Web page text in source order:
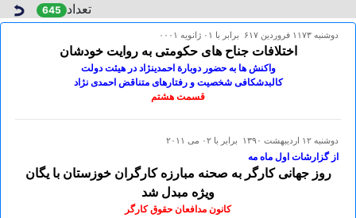
تعداد 645
دوشنبه ۱۱۷۳ فروردين ۶۱۷ برابر با ۰۱ ژانويه ۰۰۰۱
اختلافات جناح های حکومتی به روایت خودشان
واکنش ها به حضور دوبارة احمدينژاد در هيئت دولت
کالبدشکافی شخصیت و رفتارهای متناقض احمدی نژاد
قسمت هشتم
دوشنبه ۱۲ ارديبهشت ۱۳۹۰ برابر با ۰۲ می ۲۰۱۱
از گزارشات اول ماه مه
روز جهانی کارگر به صحنه مبارزه کارگران خوزستان با یگان
ویژه مبدل شد
کانون مدافعان حقوق کارگر